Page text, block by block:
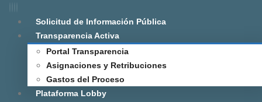
Solicitud de Información Pública
Transparencia Activa
Portal Transparencia
Asignaciones y Retribuciones
Gastos del Proceso
Plataforma Lobby